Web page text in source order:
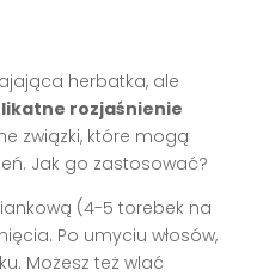
herbatka, ale
rozjaśnienie
związki, które mogą
Jak go zastosować?
(4-5 torebek na
Po umyciu włosów,
Możesz też wlać